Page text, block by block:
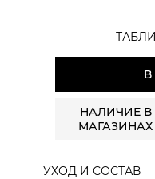
НАЛИЧИЕ В
МАГАЗИНАХ
УХОД И СОСТАВ